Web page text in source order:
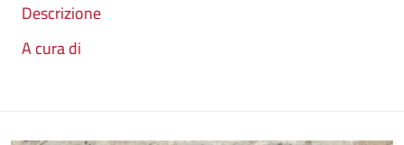
Descrizione
A cura di